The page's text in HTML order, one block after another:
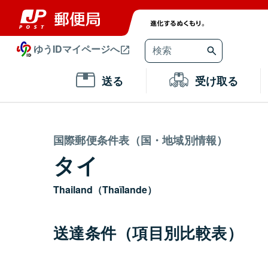
ゆうIDマイページへ
送る 受け取る
国際郵便条件表（国・地域別情報）
タイ
Thailand（Thaïlande）
送達条件（項目別比較表）